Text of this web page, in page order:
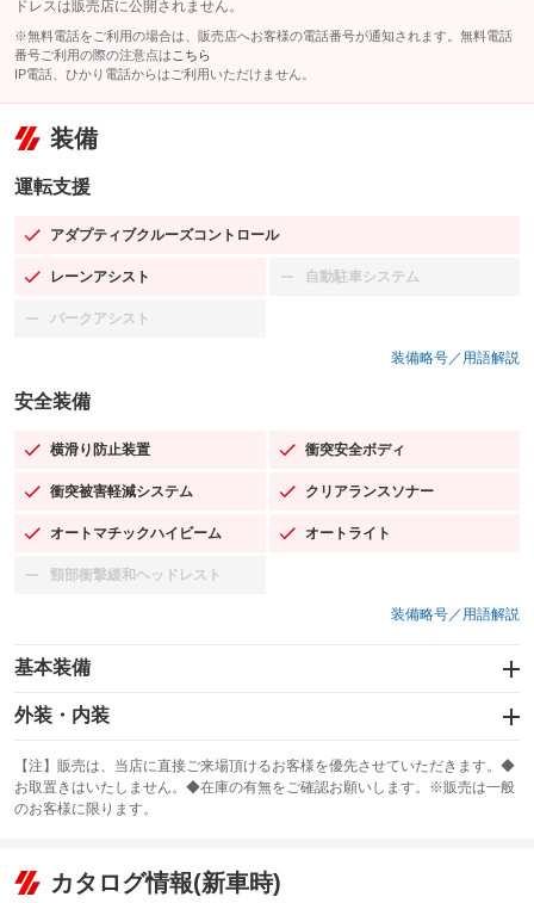
ドレスは販売店に公開されません。
※無料電話をご利用の場合は、販売店へお客様の電話番号が通知されます。無料電話
番号ご利用の際の注意点は こちら
IP電話、ひかり電話からはご利用いただけません。
装備
運転支援
アダプティブクルーズコントロール
：装備あり
レーンアシスト
：装備あり 自動駐車システム
：装備なし
パークアシスト
：装備なし
装備略号／用語解説
安全装備
横滑り防止装置
：装備あり 衝突安全ボディ
：装備あり
衝突被害軽減システム
：装備あり クリアランスソナー
：装備あり
オートマチックハイビーム
：装備あり オートライト
：装備あり
頸部衝撃緩和ヘッドレスト
：装備なし
装備略号／用語解説
基本装備
エアバッグ：運転席/助手席/サイド
：装備あり
：装備あり
サンルーフ
：装備なし ABS
リフトアップ
：装備なし
外装・内装
カーナビ
：装備なし
TV
：装備なし
ビジュアル
：装備なし
【注】販売は、当店に直接ご来場頂けるお客様を優先させていただきます。◆
お取置きはいたしません。◆在庫の有無をご確認お願いします。※販売は一般
のお客様に限ります。
カタログ情報(新車時)